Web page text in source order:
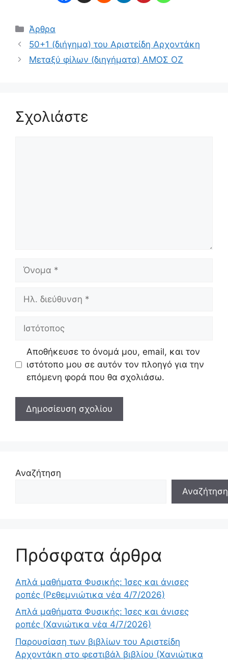
Κατηγορίες
Άρθρα
50+1 (διήγημα) του Αριστείδη Αρχοντάκη
Μεταξύ φίλων (διηγήματα) ΑΜΟΣ ΟΖ
Σχολιάστε
Όνομα
Ηλ.
Ιστότοπος
Αποθήκευσε το όνομά μου, email, και τον
ιστότοπο μου σε αυτόν τον πλοηγό για την
επόμενη φορά που θα σχολιάσω.
Αναζήτηση
Αναζήτηση
Πρόσφατα άρθρα
Απλά μαθήματα Φυσικής: Ίσες και άνισες
ροπές (Ρεθεμνιώτικα νέα 4/7/2026)
Απλά μαθήματα Φυσικής: Ίσες και άνισες
ροπές (Χανιώτικα νέα 4/7/2026)
Παρουσίαση των βιβλίων του Αριστείδη
Αρχοντάκη στο φεστιβάλ βιβλίου (Χανιώτικα